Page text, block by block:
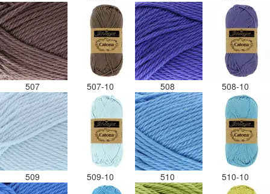
507 507-10 508 508-10
509 509-10 510 510-10